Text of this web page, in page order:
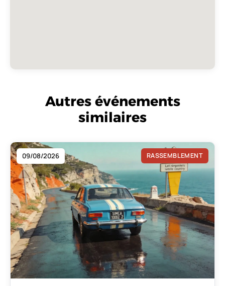
Autres événements
similaires
09/08/2026 RASSEMBLEMENT